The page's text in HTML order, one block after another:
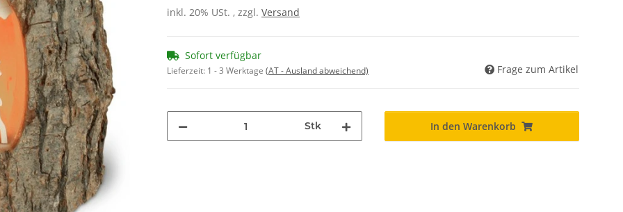
inkl. 20% USt. , zzgl. Versand
Sofort verfügbar
Lieferzeit: 1 - 3 Werktage (AT - Ausland abweichend) Frage zum Artikel
Stk In den Warenkorb